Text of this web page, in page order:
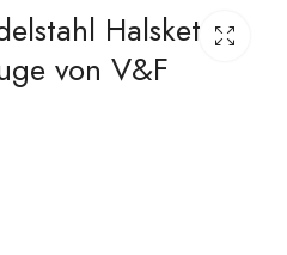
Halskette aus 18K
vergoldetem
Edelstahl von V&F
Jewelers
19,99€ 29,99
Herz-Halskette aus
18K vergoldetem
Edelstahl von V&F
Jewelers
18,99€
Halskette
von V&F